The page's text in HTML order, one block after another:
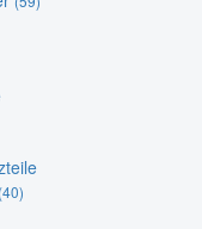
(40)